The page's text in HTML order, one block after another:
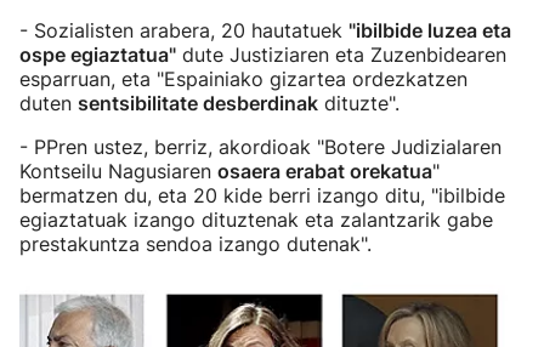
- Sozialisten arabera, 20 hautatuek "ibilbide luzea eta
ospe egiaztatua" dute Justiziaren eta Zuzenbidearen
esparruan, eta "Espainiako gizartea ordezkatzen
duten sentsibilitate desberdinak dituzte".
- PPren ustez, berriz, akordioak "Botere Judizialaren
Kontseilu Nagusiaren osaera erabat orekatua"
bermatzen du, eta 20 kide berri izango ditu, "ibilbide
egiaztatuak izango dituztenak eta zalantzarik gabe
prestakuntza sendoa izango dutenak".